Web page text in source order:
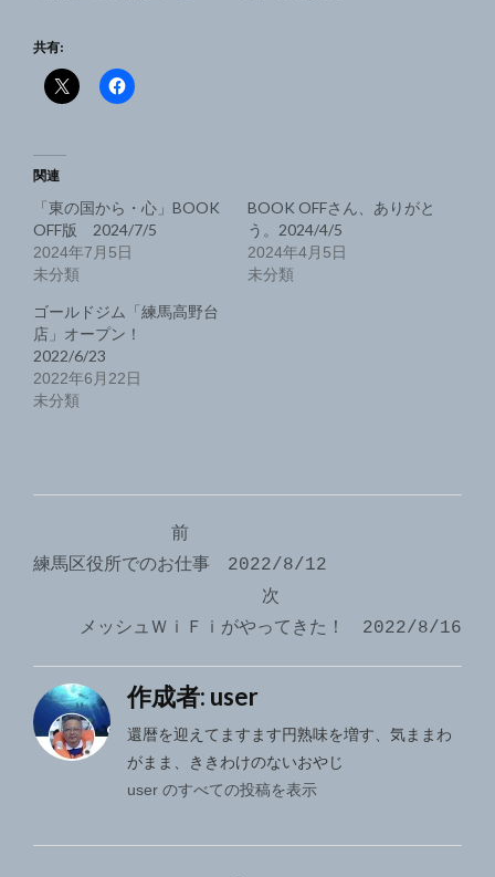
共有:
関連
「東の国から・心」BOOK
OFF版 2024/7/5
2024年7月5日
未分類
BOOK OFFさん、ありがと
う。2024/4/5
2024年4月5日
未分類
ゴールドジム「練馬高野台
店」オープン！
2022/6/23
2022年6月22日
未分類
稿
ゲ
ー
シ
ン
前
練馬区役所でのお仕事 2022/8/12
次
メッシュＷｉＦｉがやってきた！ 2022/8/16
作成者: user
還暦を迎えてますます円熟味を増す、気ままわ
がまま、ききわけのないおやじ
user のすべての投稿を表示